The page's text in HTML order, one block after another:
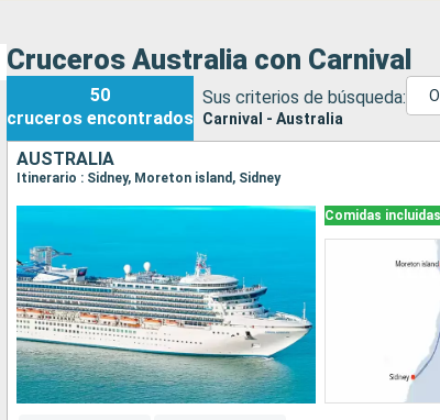
Cruceros Australia con Carnival
50
cruceros encontrados
Sus criterios de búsqueda:
Carnival - Australia
AUSTRALIA
Itinerario : Sidney, Moreton island, Sidney
Comidas incluidas